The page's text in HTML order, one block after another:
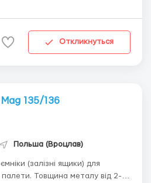
Стать та вік:
Жінки на лін...
Откликнуться
135/136
Польша (Вроцлав)
(залізні ящики) для
Товщина металу від 2-10